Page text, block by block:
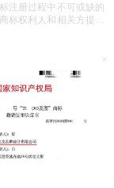
注册过程中不可或缺的
标权利人和相关方提供
题到成功率分析，全方
的关键要点。无论您是
潜在的异议人，本文都
的参考和建议，助您在
上更加得心应手。